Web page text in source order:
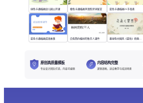
绿色卡通插画幼儿园公开课 橙色卡通插画李清照诗词鉴赏 蓝色卡通插画26字母表
蓝色卡通插画成语故事 白色简约植树的牧羊人课件 墨绿色中国风《望岳》经典诗词欣赏
原创高质量模板
专业设计团队打造，内容可编辑
内容结构完整
逻辑清晰，适合教学与培训场景